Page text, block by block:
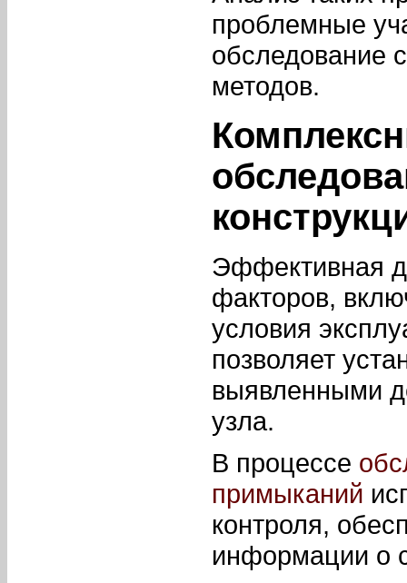
проблемные
обследование
методов.
Эффективная
факторов,
условия
позволяет
выявленными
узла.
В процессе
примыканий
контроля,
информации о